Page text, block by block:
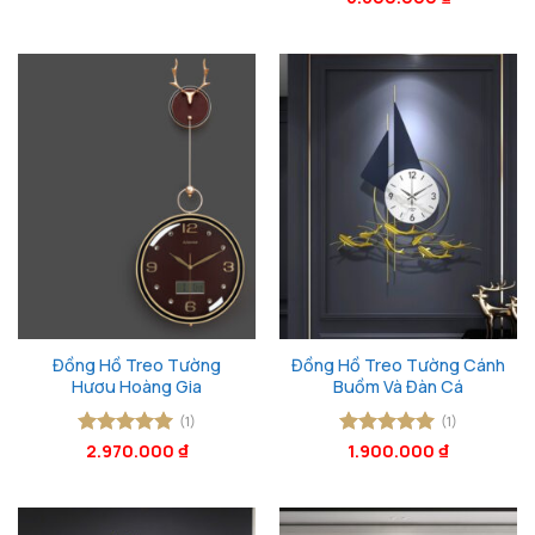
Đồng Hồ Treo Tường
Hươu Hoàng Gia
Được xếp
(1)
2.970.000 ₫
Đồng Hồ Treo Tường Cánh
Buồm Và Đàn Cá
Được xếp
(1)
1.900.000 ₫